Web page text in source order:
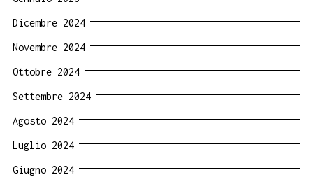
Dicembre 2024
Novembre 2024
Ottobre 2024
Settembre 2024
Agosto 2024
Luglio 2024
Giugno 2024